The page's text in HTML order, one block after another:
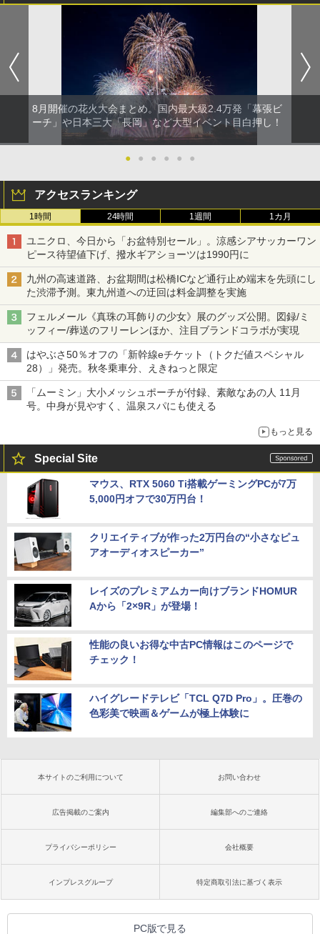
8月開催の花火大会まとめ。国内最大級2.4万発「幕張ビ
ーチ」や日本三大「長岡」など大型イベント目白押し！
● ● ● ● ● ●
アクセスランキング
1時間 24時間 1週間 1カ月
ユニクロ、今日から「お盆特別セール」。涼感シアサッカーワン
ピース待望値下げ、撥水ギアショーツは1990円に
九州の高速道路、お盆期間は松橋ICなど通行止め端末を先頭にし
た渋滞予測。東九州道への迂回は料金調整を実施
フェルメール《真珠の耳飾りの少女》展のグッズ公開。図録/ミ
ッフィー/葬送のフリーレンほか、注目ブランドコラボが実現
はやぶさ50％オフの「新幹線eチケット（トクだ値スペシャル
28）」発売。秋冬乗車分、えきねっと限定
「ムーミン」大小メッシュポーチが付録、素敵なあの人 11月
号。中身が見やすく、温泉スパにも使える
もっと見る
Special Site
マウス、RTX 5060 Ti搭載ゲーミングPCが7万
5,000円オフで30万円台！
クリエイティブが作った2万円台の“小さなピュ
アオーディオスピーカー”
レイズのプレミアムカー向けブランドHOMUR
Aから「2×9R」が登場！
性能の良いお得な中古PC情報はこのページで
チェック！
ハイグレードテレビ「TCL Q7D Pro」。圧巻の
色彩美で映画＆ゲームが極上体験に
本サイトのご利用について お問い合わせ
広告掲載のご案内 編集部へのご連絡
プライバシーポリシー 会社概要
インプレスグループ 特定商取引法に基づく表示
PC版で見る